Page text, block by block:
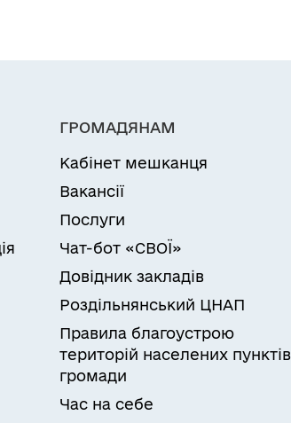
ГРОМАДЯНАМ
Кабінет мешканця
Вакансії
Послуги
Чат-бот «СВОЇ»
Довідник закладів
Роздільнянський ЦНАП
Правила благоустрою
територій населених пунктів
громади
Час на себе